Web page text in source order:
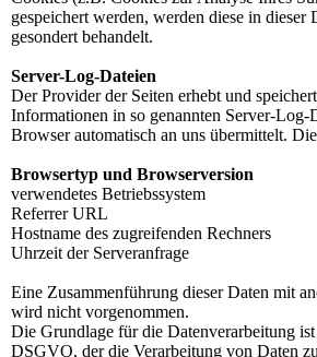
gespeichert werden, werden diese in dieser
gesondert behandelt.
Server-Log-Dateien
Der Provider der Seiten erhebt und
Informationen in so genannten Server-Log-
Browser automatisch an uns übermittelt.
Browsertyp und Browserversion
verwendetes Betriebssystem
Referrer URL
Hostname des zugreifenden Rechners
Uhrzeit der Serveranfrage
Eine Zusammenführung dieser Daten mit
wird nicht vorgenommen.
Die Grundlage für die Datenverarbeitung
DSGVO, der die Verarbeitung von Daten